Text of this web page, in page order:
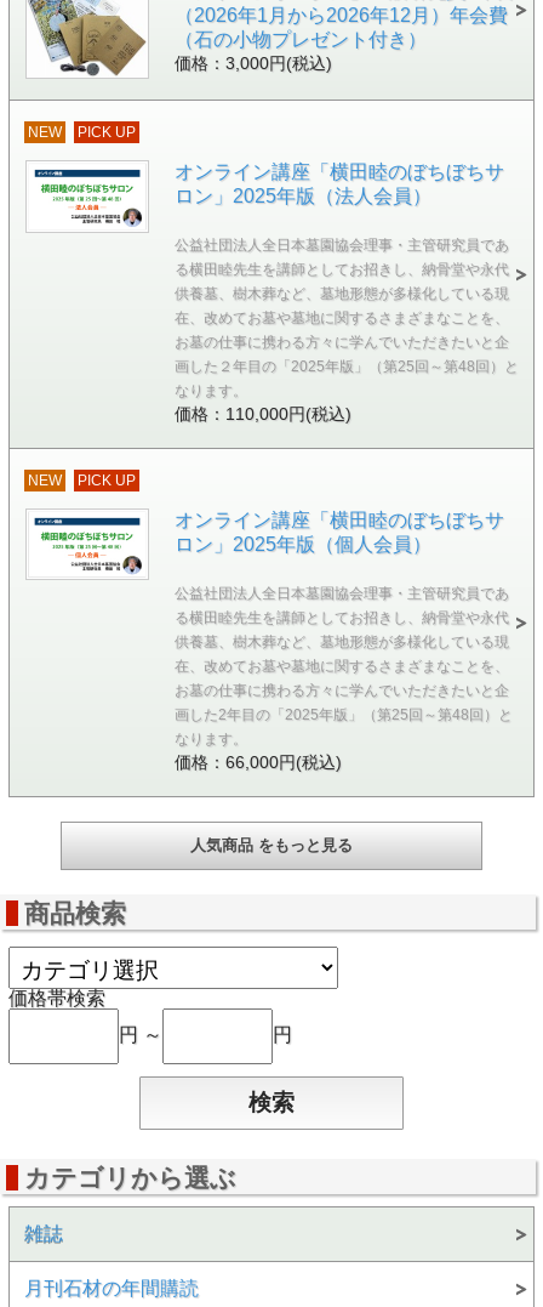
（2026年1月から2026年12月）年会費
（石の小物プレゼント付き）
価格：3,000円(税込)
NEW PICK UP
オンライン講座「横田睦のぼちぼちサ
ロン」2025年版（法人会員）
公益社団法人全日本墓園協会理事・主管研究員であ
る横田睦先生を講師としてお招きし、納骨堂や永代
供養墓、樹木葬など、墓地形態が多様化している現
在、改めてお墓や墓地に関するさまざまなことを、
お墓の仕事に携わる方々に学んでいただきたいと企
画した２年目の「2025年版」（第25回～第48回）と
なります。
価格：110,000円(税込)
NEW PICK UP
オンライン講座「横田睦のぼちぼちサ
ロン」2025年版（個人会員）
公益社団法人全日本墓園協会理事・主管研究員であ
る横田睦先生を講師としてお招きし、納骨堂や永代
供養墓、樹木葬など、墓地形態が多様化している現
在、改めてお墓や墓地に関するさまざまなことを、
お墓の仕事に携わる方々に学んでいただきたいと企
画した2年目の「2025年版」（第25回～第48回）と
なります。
価格：66,000円(税込)
人気商品 をもっと見る
商品検索
価格帯検索
円 ～
円
カテゴリから選ぶ
雑誌
月刊石材の年間購読